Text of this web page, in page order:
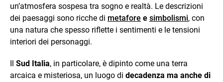
un’atmosfera sospesa tra sogno e realtà. Le descrizioni
dei paesaggi sono ricche di metafore e simbolismi, con
una natura che spesso riflette i sentimenti e le tensioni
interiori dei personaggi.
Il Sud Italia, in particolare, è dipinto come una terra
arcaica e misteriosa, un luogo di decadenza ma anche di